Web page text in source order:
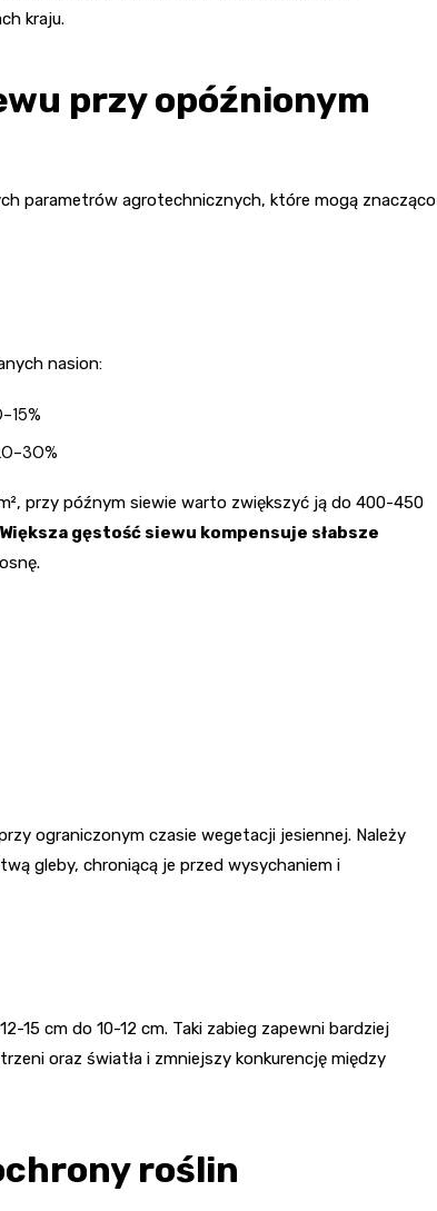
kraju.
przy opóźnionym
parametrów agrotechnicznych, które mogą znacząco
nasion:
15%
30%
przy późnym siewie warto zwiększyć ją do 400-450
Większa gęstość siewu kompensuje słabsze
ograniczonym czasie wegetacji jesiennej. Należy
gleby, chroniącą je przed wysychaniem i
15 cm do 10-12 cm. Taki zabieg zapewni bardziej
oraz światła i zmniejszy konkurencję między
roślin